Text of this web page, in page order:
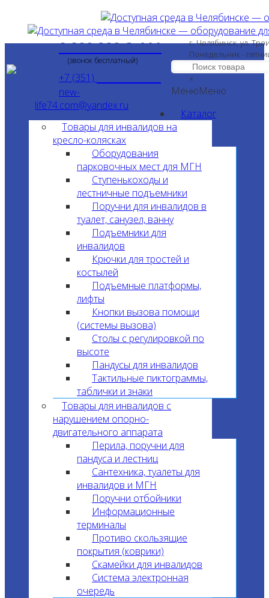
8 800 200-3-111
(звонок бесплатный)
+7 (351)
new-
life74.com@yandex.ru
г. Челябинск, ул.
Понедельник -
×
МенюМеню
Каталог
Товары для инвалидов на
кресло-колясках
Оборудования
парковочных мест для МГН
Ступенькоходы и
лестничные подъемники
Поручни для инвалидов в
туалет, санузел, ванну
Подъемники для
инвалидов
Крючки для тростей и
костылей
Подъемные платформы,
лифты
Кнопки вызова помощи
(системы вызова)
Столы с регулировкой по
высоте
Пандусы для инвалидов
Тактильные пиктограммы,
таблички и знаки
Товары для инвалидов с
нарушением опорно-
двигательного аппарата
Перила, поручни для
пандуса и лестниц
Сантехника, туалеты для
инвалидов и МГН
Поручни отбойники
Информационные
терминалы
Противо скользящие
покрытия (коврики)
Скамейки для инвалидов
Система электронная
очередь